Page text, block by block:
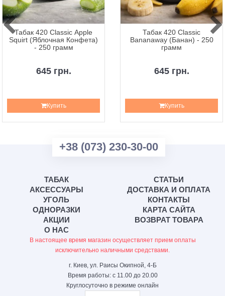
Табак 420 Classic Apple
Squirt (Яблочная Конфета)
- 250 грамм
645 грн.
Купить
Табак 420 Classic
Bananaway (Банан) - 250
грамм
645 грн.
Купить
+38 (073) 230-30-00
ТАБАК
АКСЕССУАРЫ
УГОЛЬ
ОДНОРАЗКИ
АКЦИИ
О НАС
СТАТЬИ
ДОСТАВКА И ОПЛАТА
КОНТАКТЫ
КАРТА САЙТА
ВОЗВРАТ ТОВАРА
В настоящее время магазин осуществляет прием оплаты
исключительно наличными средствами.
г. Киев, ул. Раисы Окипной, 4-Б
Время работы: с 11.00 до 20.00
Круглосуточно в режиме онлайн